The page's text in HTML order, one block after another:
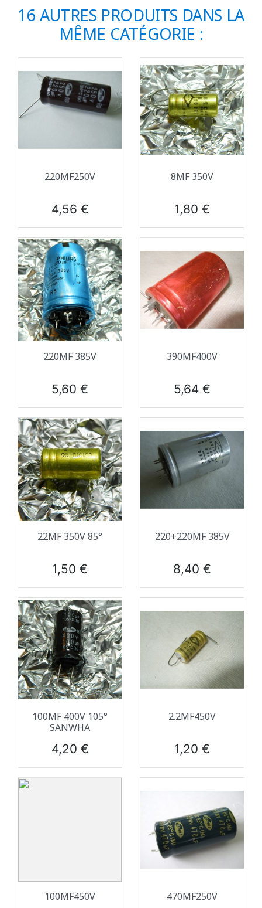
16 AUTRES PRODUITS DANS LA
MÊME CATÉGORIE :
220ΜF250V
Prix
4,56 €
8ΜF 350V
Prix
1,80 €
220ΜF 385V
Prix
5,60 €
390ΜF400V
Prix
5,64 €
22ΜF 350V 85°
Prix
1,50 €
220+220ΜF 385V
Prix
8,40 €
100ΜF 400V 105°
SANWHA
Prix
4,20 €
2.2ΜF450V
Prix
1,20 €
100ΜF450V 470ΜF250V